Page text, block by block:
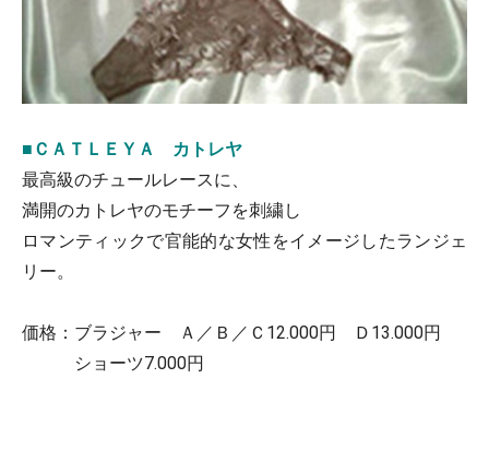
■ＣＡＴＬＥＹＡ カトレヤ
最高級のチュールレースに、
満開のカトレヤのモチーフを刺繍し
ロマンティックで官能的な女性をイメージしたランジェ
リー。
価格：ブラジャー Ａ／Ｂ／Ｃ12.000円 Ｄ13.000円
ショーツ7.000円